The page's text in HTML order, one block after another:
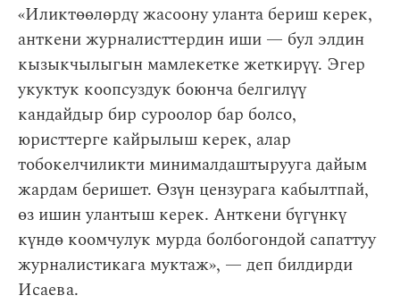
«Иликтөөлөрдү жасоону уланта бериш керек,
анткени журналисттердин иши — бул элдин
кызыкчылыгын мамлекетке жеткирүү. Эгер
укуктук коопсуздук боюнча белгилүү
кандайдыр бир суроолор бар болсо,
юристтерге кайрылыш керек, алар
тобокелчиликти минималдаштырууга дайым
жардам беришет. Өзүн цензурага кабылтпай,
өз ишин улантыш керек. Анткени бүгүнкү
күндө коомчулук мурда болбогондой сапаттуу
журналистикага муктаж», — деп билдирди
Исаева.